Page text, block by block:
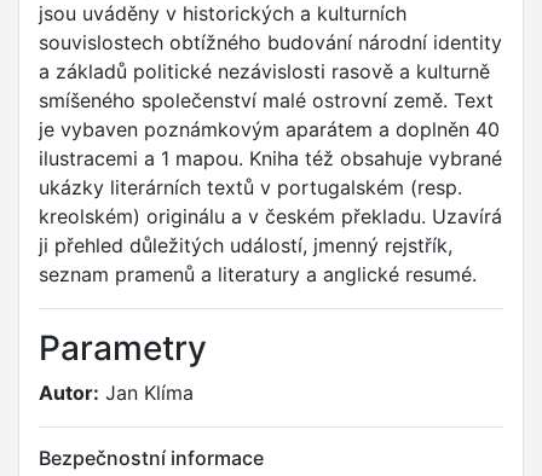
jsou uváděny v historických a kulturních
souvislostech obtížného budování národní identity
a základů politické nezávislosti rasově a kulturně
smíšeného společenství malé ostrovní země. Text
je vybaven poznámkovým aparátem a doplněn 40
ilustracemi a 1 mapou. Kniha též obsahuje vybrané
ukázky literárních textů v portugalském (resp.
kreolském) originálu a v českém překladu. Uzavírá
ji přehled důležitých událostí, jmenný rejstřík,
seznam pramenů a literatury a anglické resumé.
Parametry
Autor: Jan Klíma
Bezpečnostní informace